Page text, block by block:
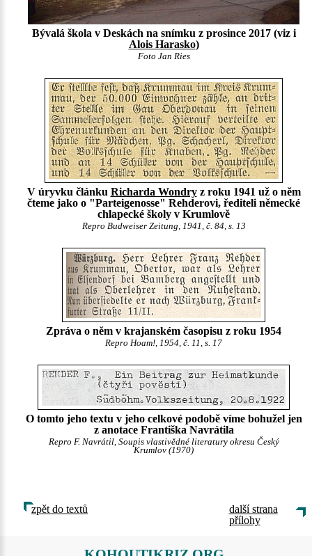
Bývalá škola v Deskách na snímku z prosince 2017 (viz i
Alois Harasko)
Foto Jan Ries
V úryvku článku Richarda Wondryz roku 1941 už o něm
čteme jako o "Parteigenosse" Rehderovi, řediteli německé
chlapecké školy v Krumlově
Repro Budweiser Zeitung, 1941, č. 84, s. 13
Zpráva o něm v krajanském časopisu z roku 1954
Repro Hoam!, 1954, č. 11, s. 17
O tomto jeho textu v jeho celkové podobě víme bohužel jen
z anotace Františka Navrátila
Repro F. Navrátil, Soupis vlastivědné literatury okresu Český
Krumlov (1970)
zpět do textů
další strana
přílohy